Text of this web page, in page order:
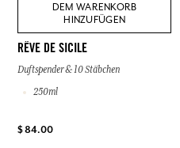
DEM WARENKORB
HINZUFÜGEN
RÊVE DE SICILE
Duftspender & 10 Stäbchen
250ml
$ 84.00